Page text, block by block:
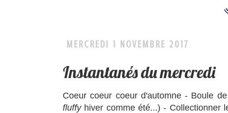
MERCREDI 1 NOVEMBRE 2017
Instantanés du mercredi
Coeur coeur coeur d'automne - Boule
fluffyhiver comme été...) - Collectionner